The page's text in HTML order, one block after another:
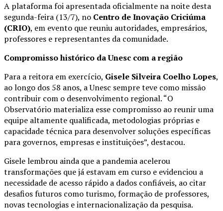
A plataforma foi apresentada oficialmente na noite desta
segunda-feira (13/7), no Centro de Inovação Criciúma
(CRIO), em evento que reuniu autoridades, empresários,
professores e representantes da comunidade.
Compromisso histórico da Unesc com a região
Para a reitora em exercício, Gisele Silveira Coelho Lopes,
ao longo dos 58 anos, a Unesc sempre teve como missão
contribuir com o desenvolvimento regional. “O
Observatório materializa esse compromisso ao reunir uma
equipe altamente qualificada, metodologias próprias e
capacidade técnica para desenvolver soluções específicas
para governos, empresas e instituições”, destacou.
Gisele lembrou ainda que a pandemia acelerou
transformações que já estavam em curso e evidenciou a
necessidade de acesso rápido a dados confiáveis, ao citar
desafios futuros como turismo, formação de professores,
novas tecnologias e internacionalização da pesquisa.